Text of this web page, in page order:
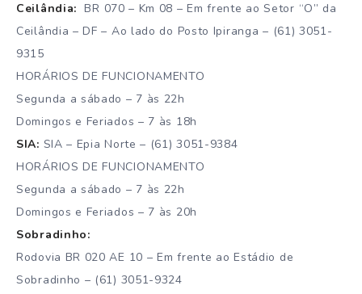
Ceilândia: BR 070 – Km 08 – Em frente ao Setor “O” da
Ceilândia – DF – Ao lado do Posto Ipiranga – (61) 3051-
9315
HORÁRIOS DE FUNCIONAMENTO
Segunda a sábado – 7 às 22h
Domingos e Feriados – 7 às 18h
SIA: SIA – Epia Norte – (61) 3051-9384
HORÁRIOS DE FUNCIONAMENTO
Segunda a sábado – 7 às 22h
Domingos e Feriados – 7 às 20h
Sobradinho:
Rodovia BR 020 AE 10 – Em frente ao Estádio de
Sobradinho – (61) 3051-9324